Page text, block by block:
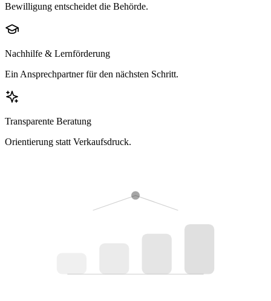
Bewilligung entscheidet die Behörde.
Nachhilfe & Lernförderung
Ein Ansprechpartner für den nächsten Schritt.
Transparente Beratung
Orientierung statt Verkaufsdruck.